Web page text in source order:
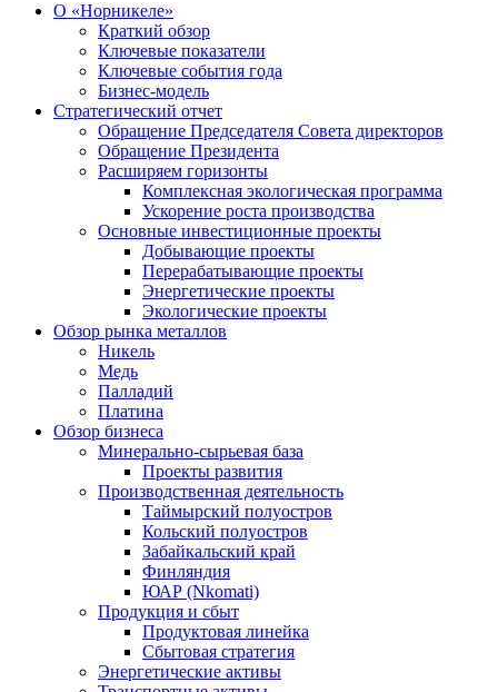
О «Норникеле»
Краткий обзор
Ключевые показатели
Ключевые события года
Бизнес-модель
Стратегический отчет
Обращение Председателя Совета директоров
Обращение Президента
Расширяем горизонты
Комплексная экологическая программа
Ускорение роста производства
Основные инвестиционные проекты
Добывающие проекты
Перерабатывающие проекты
Энергетические проекты
Экологические проекты
Обзор рынка металлов
Никель
Медь
Палладий
Платина
Обзор бизнеса
Минерально-сырьевая база
Проекты развития
Производственная деятельность
Таймырский полуостров
Кольский полуостров
Забайкальский край
Финляндия
ЮАР (Nkomati)
Продукция и сбыт
Продуктовая линейка
Сбытовая стратегия
Энергетические активы